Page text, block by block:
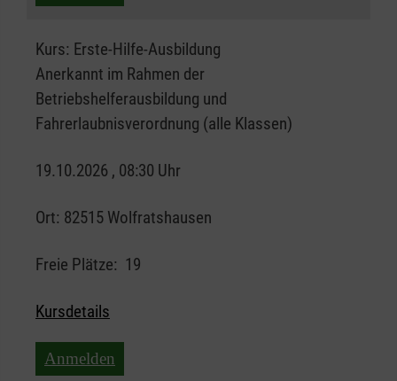
Kurs: Erste-Hilfe-Ausbildung
Anerkannt im Rahmen der
Betriebshelferausbildung und
Fahrerlaubnisverordnung (alle Klassen)
19.10.2026 , 08:30 Uhr
Ort: 82515 Wolfratshausen
Freie Plätze: 19
Kursdetails
Anmelden